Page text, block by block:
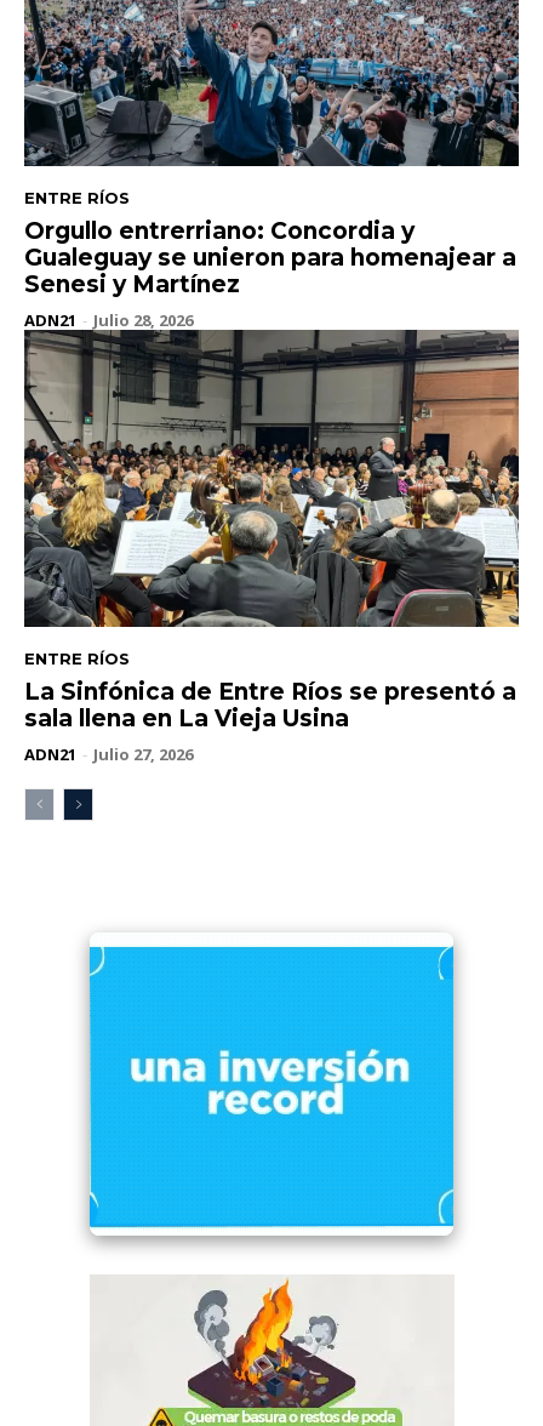
ENTRE RÍOS
Orgullo entrerriano: Concordia y
Gualeguay se unieron para homenajear a
Senesi y Martínez
ADN21 - Julio 28, 2026
ENTRE RÍOS
La Sinfónica de Entre Ríos se presentó a
sala llena en La Vieja Usina
ADN21 - Julio 27, 2026